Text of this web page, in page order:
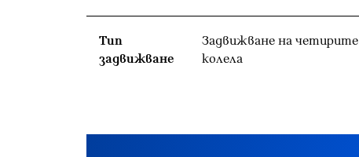
Тип
задвижване
Задвижване на четирите
колела